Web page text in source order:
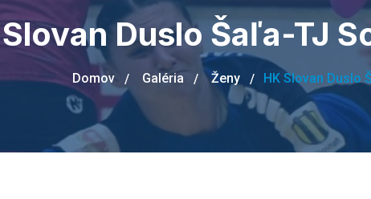
Duslo Šaľa-TJ
Domov Galéria Ženy HK Slovan Duslo